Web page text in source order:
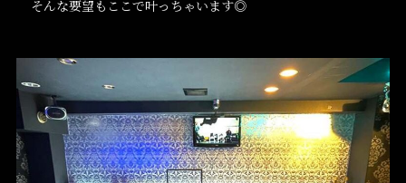
そんな要望もここで叶っちゃいます◎